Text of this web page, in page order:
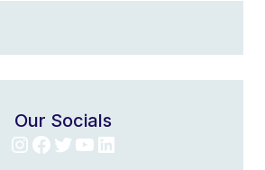
Our Socials
Instagram
Facebook
Twitter
YouTube
LinkedIn